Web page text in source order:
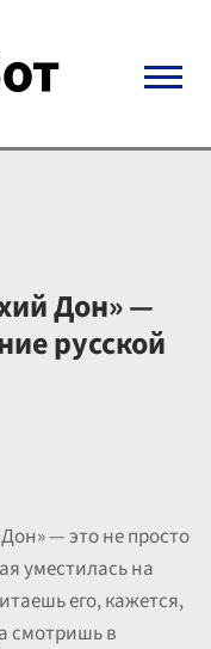
Дон» —
русской
— это не просто
уместилась на
его, кажется,
смотришь в